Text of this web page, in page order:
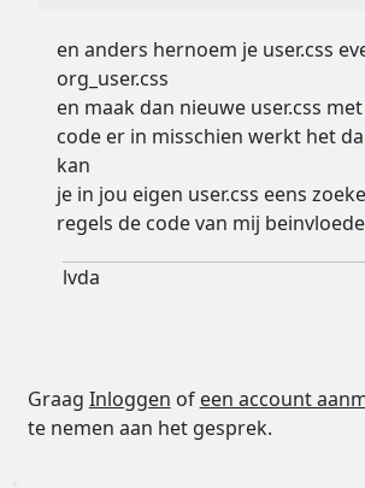
en anders hernoem je user.css
org_user.css
en maak dan nieuwe user.css
code er in misschien werkt het
kan
je in jou eigen user.css eens
regels de code van mij
lvda
Graag Inloggen of een account
te nemen aan het gesprek.